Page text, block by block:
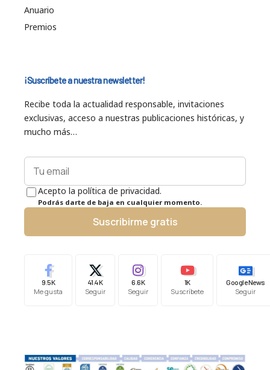
Anuario
Premios
¡Suscríbete a nuestra newsletter!
Recibe toda la actualidad responsable, invitaciones
exclusivas, acceso a nuestras publicaciones históricas, y
mucho más…
Acepto la política de privacidad.
Podrás darte de baja en cualquier momento.
Suscribirme gratis
9.5K
Me gusta
41.4K
Seguir
6.6K
Seguir
1K
Suscríbete
Google News
Seguir